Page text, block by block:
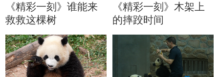
《精彩一刻》谁能来
救救这棵树
《精彩一刻》木架上
的摔跤时间